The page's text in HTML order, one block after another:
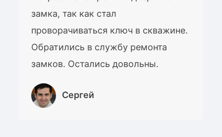
замка, так как стал
проворачиваться ключ в скважине.
Обратились в службу ремонта
замков. Остались довольны.
Сергей